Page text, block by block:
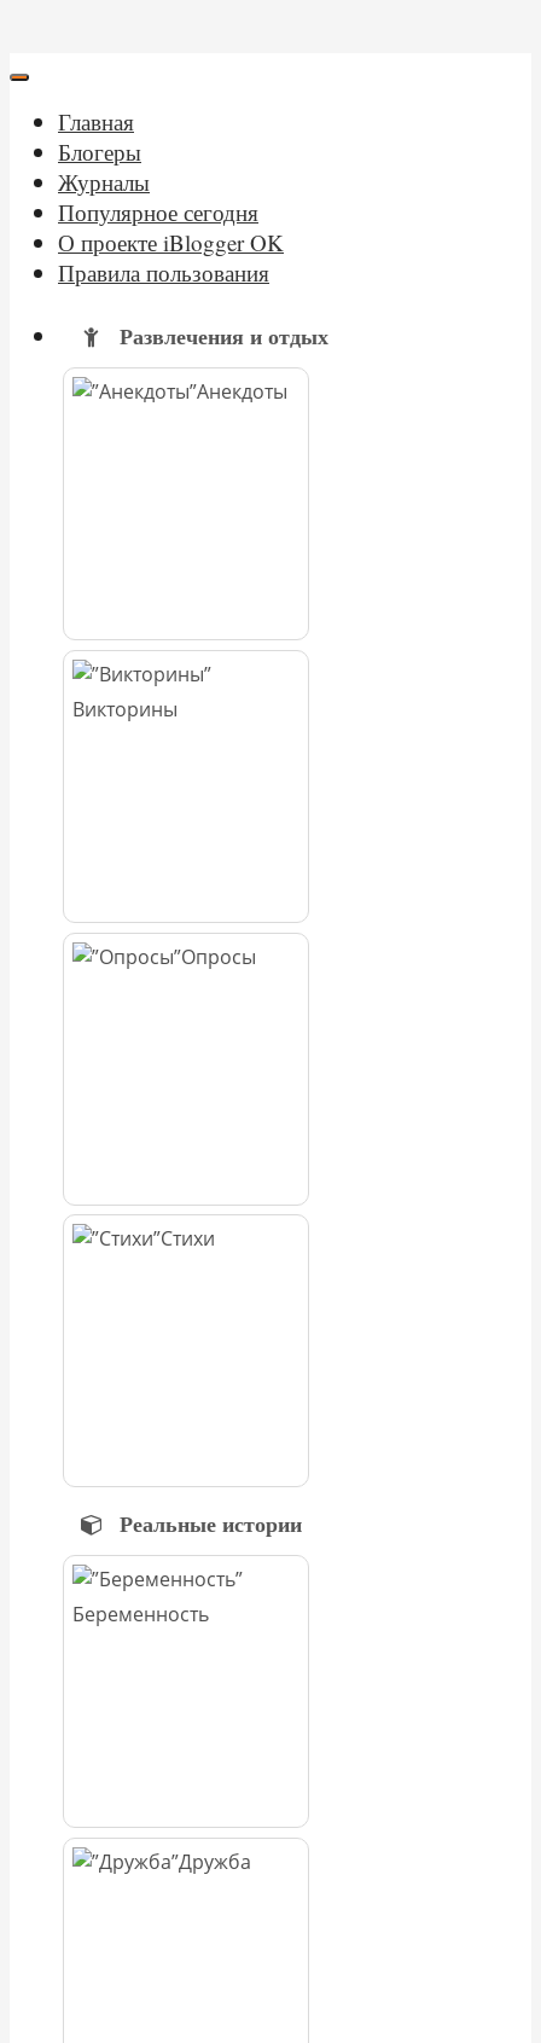
Главная
Блогеры
Журналы
Популярное сегодня
О проекте iBlogger OK
Правила пользования
Развлечения и отдых
Анекдоты
Викторины
Опросы
Стихи
Реальные истории
Беременность
Дружба